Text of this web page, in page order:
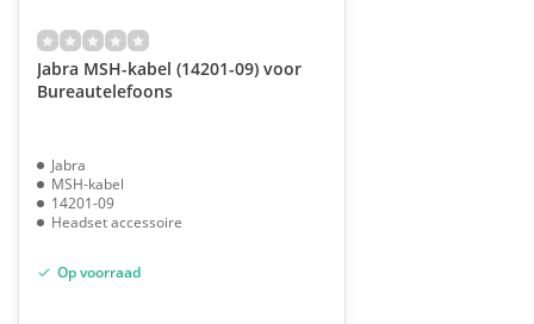
Jabra MSH-kabel (14201-09) voor
Bureautelefoons
Jabra
MSH-kabel
14201-09
Headset accessoire
Op voorraad